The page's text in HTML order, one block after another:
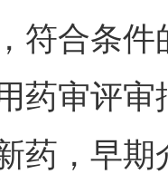
符合条
药审评
药，早